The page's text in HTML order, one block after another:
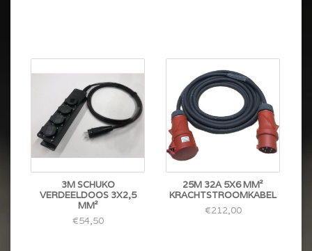
3M SCHUKO
VERDEELDOOS 3X2,5
MM²
€54,50
25M 32A 5X6 MM²
KRACHTSTROOMKABEL
€212,00